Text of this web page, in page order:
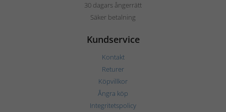
30 dagars ångerrätt
Säker betalning
Kundservice
Kontakt
Returer
Köpvillkor
Ångra köp
Integritetspolicy